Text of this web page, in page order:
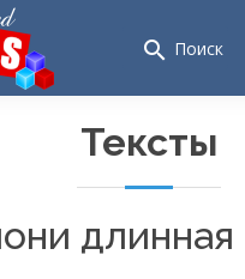
search Поиск
Тексты
длинная